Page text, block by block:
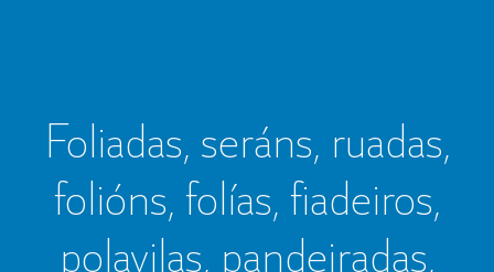
Foliadas, seráns, ruadas,
folións, folías, fiadeiros,
polavilas, pandeiradas,